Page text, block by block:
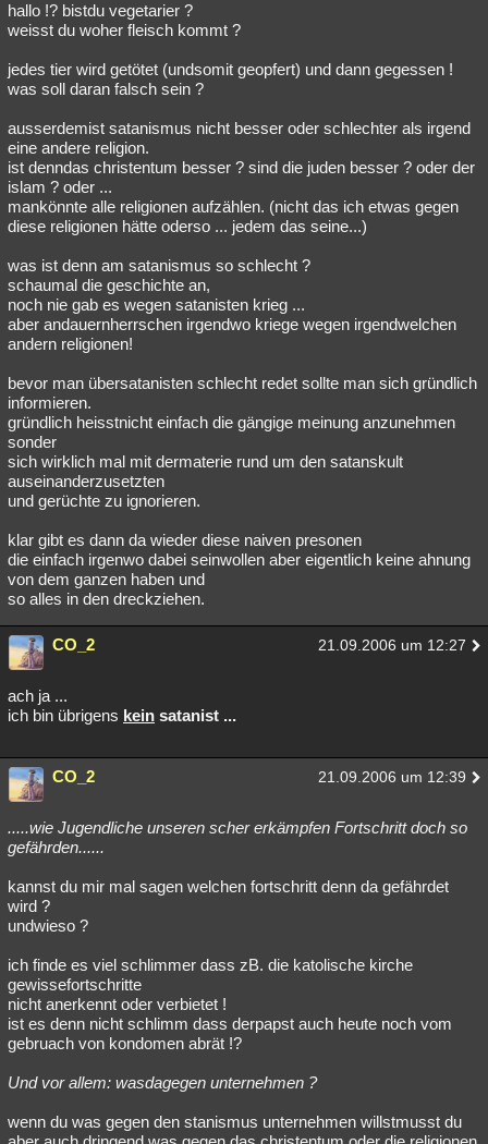
hallo !? bistdu vegetarier ?
weisst du woher fleisch kommt ?
jedes tier wird getötet (undsomit geopfert) und dann gegessen !
was soll daran falsch sein ?
ausserdemist satanismus nicht besser oder schlechter als irgend
eine andere religion.
ist denndas christentum besser ? sind die juden besser ? oder der
islam ? oder ...
mankönnte alle religionen aufzählen. (nicht das ich etwas gegen
diese religionen hätte oderso ... jedem das seine...)
was ist denn am satanismus so schlecht ?
schaumal die geschichte an,
noch nie gab es wegen satanisten krieg ...
aber andauernherrschen irgendwo kriege wegen irgendwelchen
andern religionen!
bevor man übersatanisten schlecht redet sollte man sich gründlich
informieren.
gründlich heisstnicht einfach die gängige meinung anzunehmen
sonder
sich wirklich mal mit dermaterie rund um den satanskult
auseinanderzusetzten
und gerüchte zu ignorieren.
klar gibt es dann da wieder diese naiven presonen
die einfach irgenwo dabei seinwollen aber eigentlich keine ahnung
von dem ganzen haben und
so alles in den dreckziehen.
CO_2 21.09.2006 um 12:27
ach ja ...
ich bin übrigens kein satanist ...
CO_2 21.09.2006 um 12:39
.....wie Jugendliche unseren scher erkämpfen Fortschritt doch so
gefährden......
kannst du mir mal sagen welchen fortschritt denn da gefährdet
wird ?
undwieso ?
ich finde es viel schlimmer dass zB. die katolische kirche
gewissefortschritte
nicht anerkennt oder verbietet !
ist es denn nicht schlimm dass derpapst auch heute noch vom
gebruach von kondomen abrät !?
Und vor allem: wasdagegen unternehmen ?
wenn du was gegen den stanismus unternehmen willstmusst du